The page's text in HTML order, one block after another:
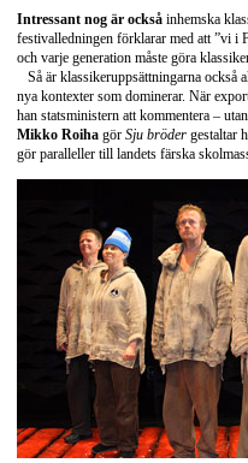
Intressant nog är också inhemska
festivalledningen förklarar med att ”vi i
och varje generation måste göra
Så är klassikeruppsättningarna också
nya kontexter som dominerar. När
han statsministern att kommentera –
Mikko Roiha gör Sju bröder gestaltar
gör paralleller till landets färska